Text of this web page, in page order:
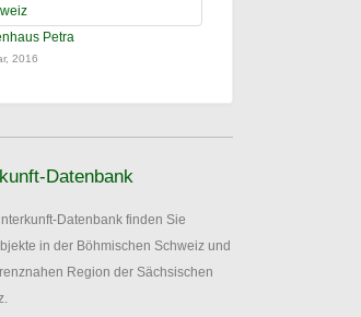
Petra
2016
Datenbank
Datenbank finden Sie
in der Böhmischen Schweiz und
Region der Sächsischen